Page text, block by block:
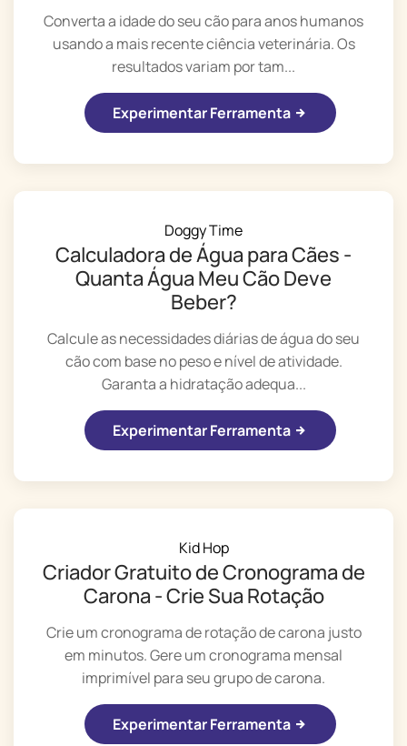
Converta a idade do seu cão para anos humanos
usando a mais recente ciência veterinária. Os
resultados variam por tam...
Experimentar Ferramenta
Doggy Time
Calculadora de Água para Cães -
Quanta Água Meu Cão Deve
Beber?
Calcule as necessidades diárias de água do seu
cão com base no peso e nível de atividade.
Garanta a hidratação adequa...
Experimentar Ferramenta
Kid Hop
Criador Gratuito de Cronograma de
Carona - Crie Sua Rotação
Crie um cronograma de rotação de carona justo
em minutos. Gere um cronograma mensal
imprimível para seu grupo de carona.
Experimentar Ferramenta